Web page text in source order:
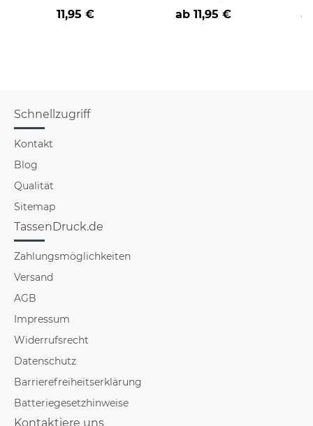
Farbvarianten
11,95 €
nicht verstehst -
verschiedene Berufe
ab 11,95 €
Schnellzugriff
Kontakt
Blog
Qualität
Sitemap
TassenDruck.de
Zahlungsmöglichkeiten
Versand
AGB
Impressum
Widerrufsrecht
Datenschutz
Barrierefreiheitserklärung
Batteriegesetzhinweise
Kontaktiere uns